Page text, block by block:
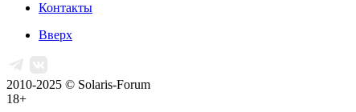
Контакты
Вверх
2010-2025 © Solaris-Forum
18+